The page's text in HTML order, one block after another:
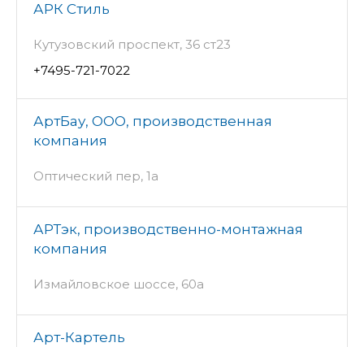
АРК Стиль
Кутузовский проспект, 36 ст23
+7495-721-7022
АртБау, ООО, производственная
компания
Оптический пер, 1а
АРТэк, производственно-монтажная
компания
Измайловское шоссе, 60а
Арт-Картель